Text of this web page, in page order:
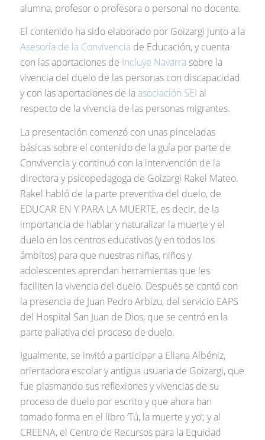
alumna, profesor o profesora o personal no docente.
El contenido ha sido elaborado por Goizargi junto a la
Asesoría de la Convivencia de Educación, y cuenta
con las aportaciones de Incluye Navarra sobre la
vivencia del duelo de las personas con discapacidad
y con las aportaciones de la asociación SEI al
respecto de la vivencia de las personas migrantes.
La presentación comenzó con unas pinceladas
básicas sobre el contenido de la guía por parte de
Convivencia y continuó con la intervención de la
directora y psicopedagoga de Goizargi Rakel Mateo.
Rakel habló de la parte preventiva del duelo, de
EDUCAR EN Y PARA LA MUERTE, es decir, de la
importancia de hablar y naturalizar la muerte y el
duelo en los centros educativos (y en todos los
ámbitos) para que nuestras niñas, niños y
adolescentes aprendan herramientas que les
faciliten la vivencia del duelo. Después se contó con
la presencia de Juan Pedro Arbizu, del servicio EAPS
del Hospital San Juan de Dios, que se centró en la
parte paliativa del proceso de duelo.
Igualmente, se invitó a participar a Eliana Albéniz,
orientadora escolar y antigua usuaria de Goizargi, que
fue plasmando sus reflexiones y vivencias de su
proceso de duelo por escrito y que ahora han
tomado forma en el libro ‘Tú, la muerte y yo’; y al
CREENA, el Centro de Recursos para la Equidad